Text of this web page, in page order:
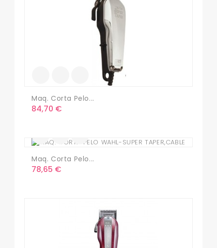
Maq. Corta Pelo...
Precio
84,70 €
Maq. Corta Pelo...
Precio
78,65 €